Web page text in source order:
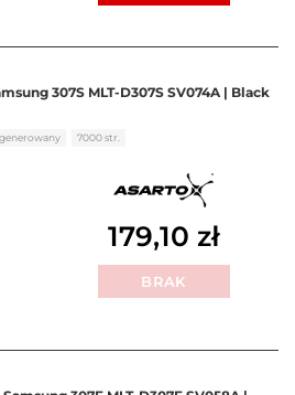
307S MLT-D307S SV074A | Black
0 na 5
7000 str.
179,10 zł
BRAK